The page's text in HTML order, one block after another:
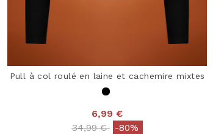
Pull à col roulé en laine et cachemire mixtes
6,99 €
Price reduced from
34,99 €to-80%